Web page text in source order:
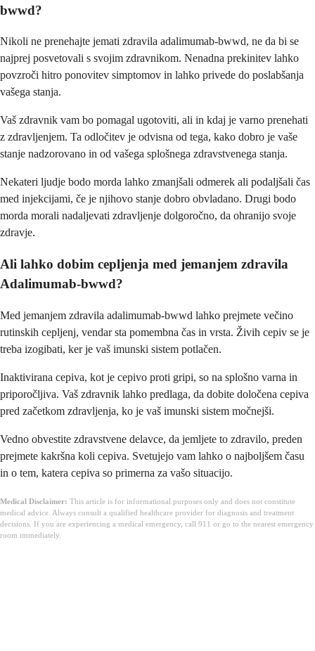
bwwd?
Nikoli ne prenehajte jemati zdravila adalimumab-bwwd, ne da bi se
najprej posvetovali s svojim zdravnikom. Nenadna prekinitev lahko
povzroči hitro ponovitev simptomov in lahko privede do poslabšanja
vašega stanja.
Vaš zdravnik vam bo pomagal ugotoviti, ali in kdaj je varno prenehati
z zdravljenjem. Ta odločitev je odvisna od tega, kako dobro je vaše
stanje nadzorovano in od vašega splošnega zdravstvenega stanja.
Nekateri ljudje bodo morda lahko zmanjšali odmerek ali podaljšali čas
med injekcijami, če je njihovo stanje dobro obvladano. Drugi bodo
morda morali nadaljevati zdravljenje dolgoročno, da ohranijo svoje
zdravje.
Ali lahko dobim cepljenja med jemanjem zdravila
Adalimumab-bwwd?
Med jemanjem zdravila adalimumab-bwwd lahko prejmete večino
rutinskih cepljenj, vendar sta pomembna čas in vrsta. Živih cepiv se je
treba izogibati, ker je vaš imunski sistem potlačen.
Inaktivirana cepiva, kot je cepivo proti gripi, so na splošno varna in
priporočljiva. Vaš zdravnik lahko predlaga, da dobite določena cepiva
pred začetkom zdravljenja, ko je vaš imunski sistem močnejši.
Vedno obvestite zdravstvene delavce, da jemljete to zdravilo, preden
prejmete kakršna koli cepiva. Svetujejo vam lahko o najboljšem času
in o tem, katera cepiva so primerna za vašo situacijo.
Medical Disclaimer: This article is for informational purposes only and does not constitute
medical advice. Always consult a qualified healthcare provider for diagnosis and treatment
decisions. If you are experiencing a medical emergency, call 911 or go to the nearest emergency
room immediately.